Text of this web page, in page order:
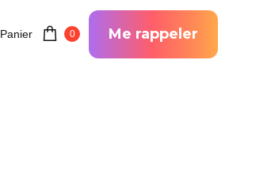
Me rappeler
Panier 0